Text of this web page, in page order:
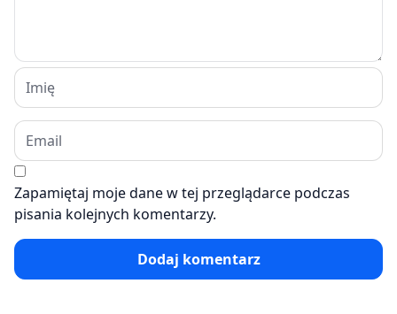
Zapamiętaj moje dane w tej przeglądarce podczas
pisania kolejnych komentarzy.
Dodaj komentarz